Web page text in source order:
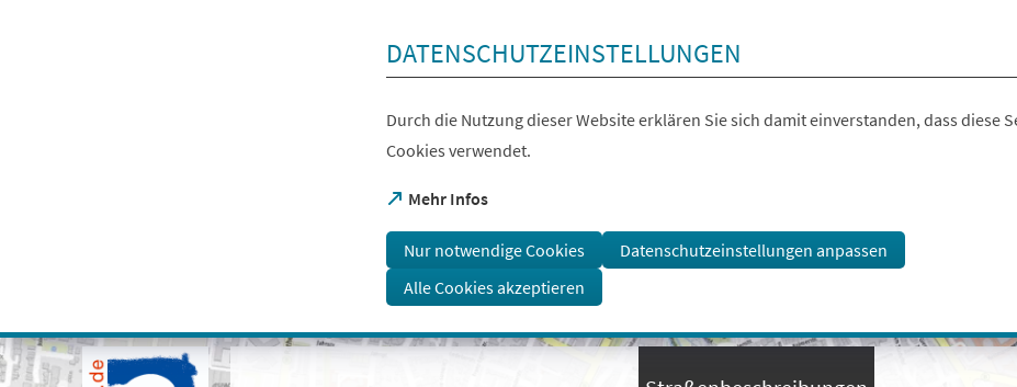
Visuelle
Assistenzsoftware
öffnen.
DATENSCHUTZEINSTELLUNGEN
Durch die Nutzung dieser Website erklären Sie sich damit einverstanden, dass diese
Cookies verwendet.
Mehr Infos
(Öffnet
einem
neuen
Tab)
Nur notwendige Cookies
Datenschutzeinstellungen anpassen
Alle Cookies akzeptieren